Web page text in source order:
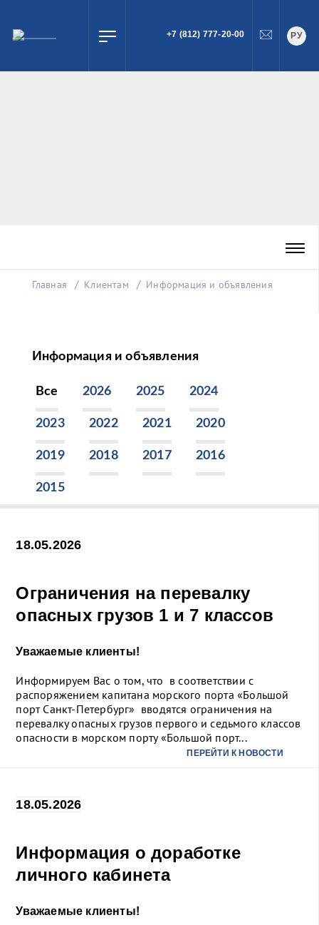
ПОИСК
+7 (812) 777-20-00 РУ
Главная Клиентам Информация и объявления
Информация и объявления
Все 2026 2025 2024
2023 2022 2021 2020
2019 2018 2017 2016
2015
18.05.2026
Ограничения на перевалку
опасных грузов 1 и 7 классов
Уважаемые клиенты!
Информируем Вас о том, что в соответствии с
распоряжением капитана морского порта «Большой
порт Санкт-Петербург» вводятся ограничения на
перевалку опасных грузов первого и седьмого классов
опасности в морском порту «Большой порт...
ПЕРЕЙТИ К НОВОСТИ
18.05.2026
Информация о доработке
личного кабинета
Уважаемые клиенты!